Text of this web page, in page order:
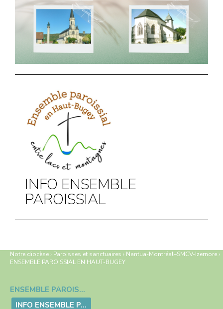
INFO ENSEMBLE
PAROISSIAL
Notre diocèse › Paroisses et sanctuaires › Nantua-Montréal–SMCV-Izernore ›
ENSEMBLE PAROISSIAL EN HAUT-BUGEY
Navigation
ENSEMBLE PAROISSIAL EN HAUT-BUGEY
INFO ENSEMBLE PAROISSIAL